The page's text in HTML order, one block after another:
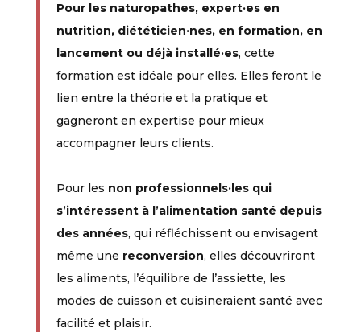
Pour les naturopathes, expert·es en
nutrition, diététicien·nes, en formation, en
lancement ou déjà installé·es, cette
formation est idéale pour elles. Elles feront le
lien entre la théorie et la pratique et
gagneront en expertise pour mieux
accompagner leurs clients.
Pour les non professionnels·les qui
s’intéressent à l’alimentation santé depuis
des années, qui réfléchissent ou envisagent
même une reconversion, elles découvriront
les aliments, l’équilibre de l’assiette, les
modes de cuisson et cuisineraient santé avec
facilité et plaisir.